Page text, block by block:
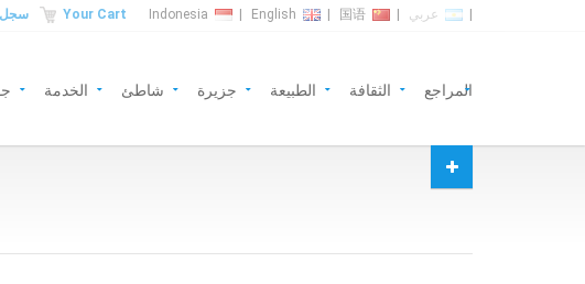
سجل Indonesia English 国语
Your Cart
الخدمة شاطئ جزيرة الطبيعة الثقافة المراجع